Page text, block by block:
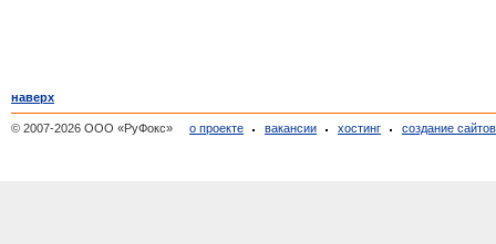
наверх
© 2007-2026 ООО «РуФокс» о проекте вакансии хостинг создание сайтов